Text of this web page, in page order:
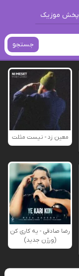
پخش موزیک
جستجو
معین زد - نیست مثلت
رضا صادقی - یه کاری کن
(ورژن جدید)